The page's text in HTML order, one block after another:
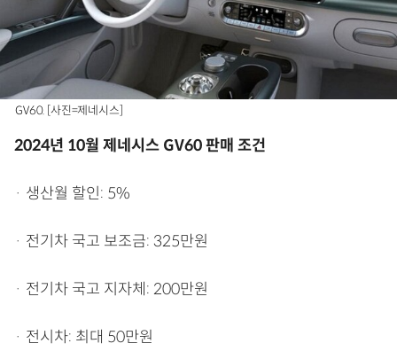
GV60. [사진=제네시스]
2024년 10월 제네시스 GV60 판매 조건
· 생산월 할인: 5%
· 전기차 국고 보조금: 325만원
· 전기차 국고 지자체: 200만원
· 전시차: 최대 50만원